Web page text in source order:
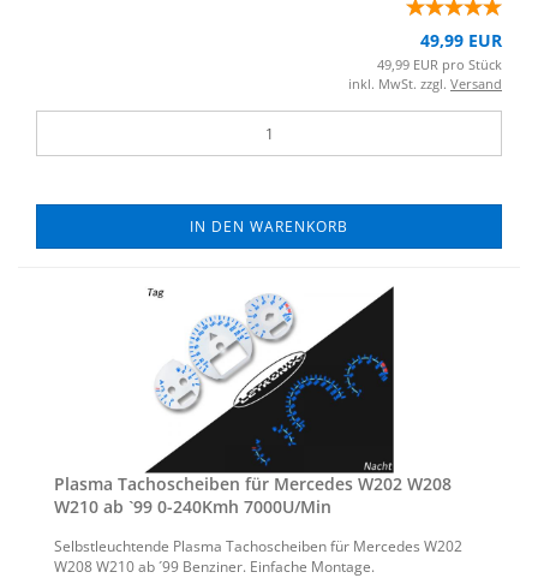
49,99 EUR
49,99 EUR pro Stück
inkl. MwSt. zzgl. Versand
IN DEN WARENKORB
Plas­ma Ta­cho­schei­ben für Mer­ce­des W202 W208
W210 ab `99 0-​240Kmh 7000U/Min
Selbst­leuch­ten­de Plas­ma Ta­cho­schei­ben für Mer­ce­des W202
W208 W210 ab ´99 Ben­zi­ner. Ein­fa­che Mon­ta­ge.